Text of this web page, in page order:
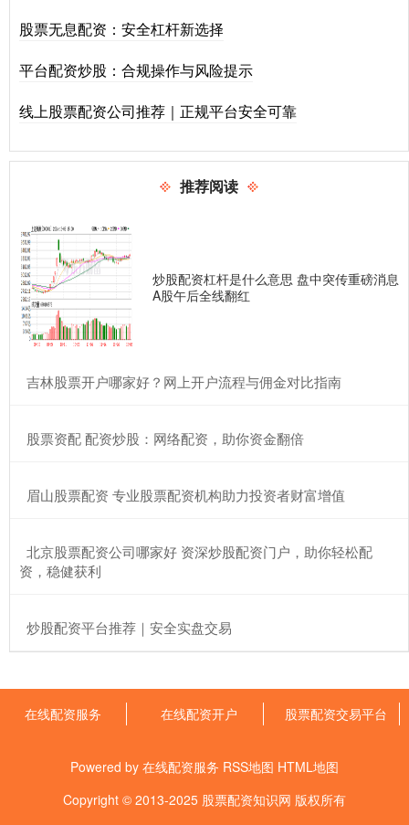
股票无息配资：安全杠杆新选择
平台配资炒股：合规操作与风险提示
线上股票配资公司推荐｜正规平台安全可靠
推荐阅读
炒股配资杠杆是什么意思 盘中突传重磅消息
A股午后全线翻红
​吉林股票开户哪家好？网上开户流程与佣金对比指南
​股票资配 配资炒股：网络配资，助你资金翻倍
​眉山股票配资 专业股票配资机构助力投资者财富增值
​北京股票配资公司哪家好 资深炒股配资门户，助你轻松配
资，稳健获利
​炒股配资平台推荐｜安全实盘交易
在线配资服务 在线配资开户 股票配资交易平台
Powered by 在线配资服务 RSS地图 HTML地图
Copyright © 2013-2025 股票配资知识网 版权所有